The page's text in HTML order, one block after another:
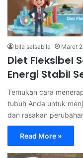
bila salsabila Maret
Diet Fleksibel
Energi Stabil
Temukan cara
tubuh Anda untuk
dan rasakan
Read More »